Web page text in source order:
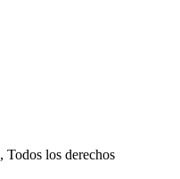
, Todos los derechos